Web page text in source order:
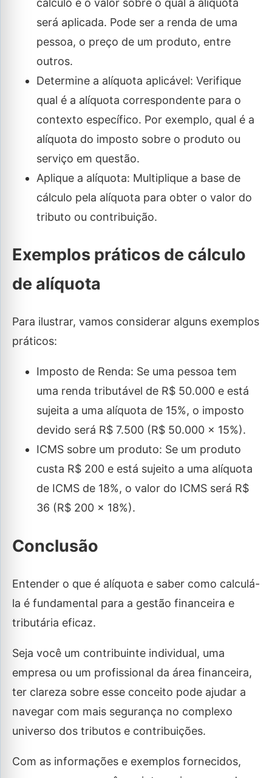
será aplicada. Pode ser a renda de uma
pessoa, o preço de um produto, entre
outros.
Determine a alíquota aplicável: Verifique
qual é a alíquota correspondente para o
contexto específico. Por exemplo, qual é a
alíquota do imposto sobre o produto ou
serviço em questão.
Aplique a alíquota: Multiplique a base de
cálculo pela alíquota para obter o valor do
tributo ou contribuição.
Exemplos práticos de cálculo
de alíquota
Para ilustrar, vamos considerar alguns exemplos
práticos:
Imposto de Renda: Se uma pessoa tem
uma renda tributável de R$ 50.000 e está
sujeita a uma alíquota de 15%, o imposto
devido será R$ 7.500 (R$ 50.000 x 15%).
ICMS sobre um produto: Se um produto
custa R$ 200 e está sujeito a uma alíquota
de ICMS de 18%, o valor do ICMS será R$
36 (R$ 200 x 18%).
Conclusão
Entender o que é alíquota e saber como calculá-
la é fundamental para a gestão financeira e
tributária eficaz.
Seja você um contribuinte individual, uma
empresa ou um profissional da área financeira,
ter clareza sobre esse conceito pode ajudar a
navegar com mais segurança no complexo
universo dos tributos e contribuições.
Com as informações e exemplos fornecidos,